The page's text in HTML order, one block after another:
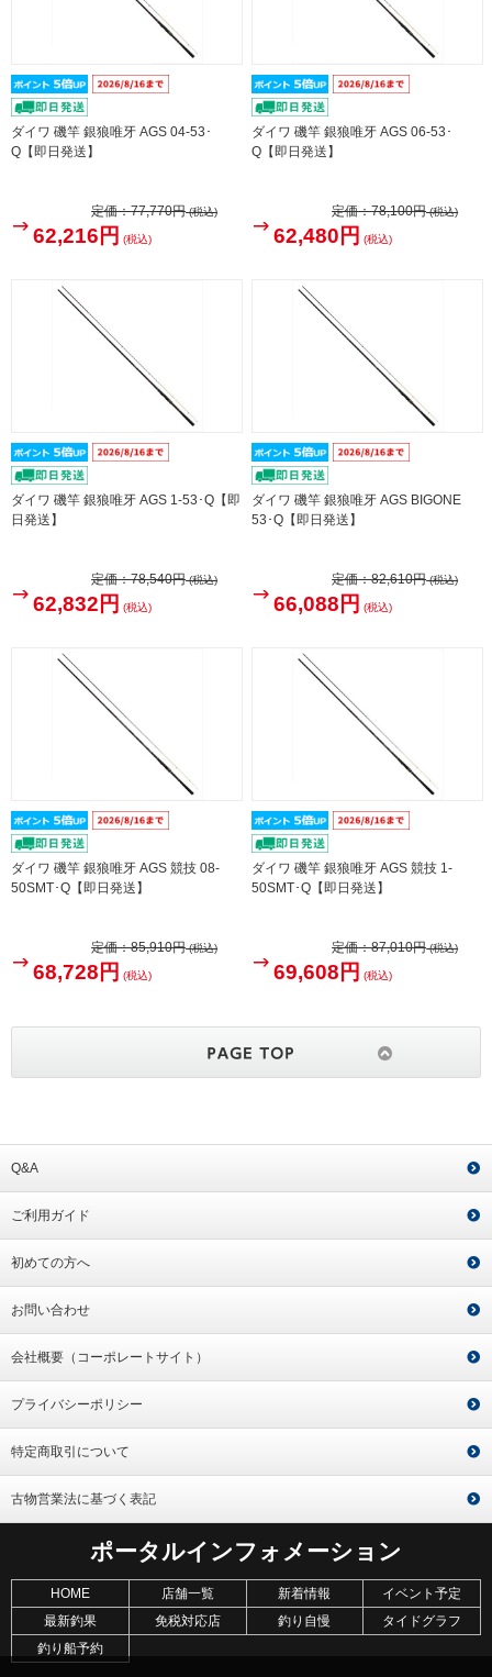
ダイワ 磯竿 銀狼唯牙 AGS 04-53･
Q【即日発送】
定価：77,770円(税込)
62,216円 (税込)
ダイワ 磯竿 銀狼唯牙 AGS 06-53･
Q【即日発送】
定価：78,100円(税込)
62,480円 (税込)
ダイワ 磯竿 銀狼唯牙 AGS 1-53･Q【即
日発送】
定価：78,540円(税込)
62,832円 (税込)
ダイワ 磯竿 銀狼唯牙 AGS BIGONE
53･Q【即日発送】
定価：82,610円(税込)
66,088円 (税込)
ダイワ 磯竿 銀狼唯牙 AGS 競技 08-
50SMT･Q【即日発送】
定価：85,910円(税込)
68,728円 (税込)
ダイワ 磯竿 銀狼唯牙 AGS 競技 1-
50SMT･Q【即日発送】
定価：87,010円(税込)
69,608円 (税込)
Q&A
ご利用ガイド
初めての方へ
お問い合わせ
会社概要（コーポレートサイト）
プライバシーポリシー
特定商取引について
古物営業法に基づく表記
ポータルインフォメーション
HOME 店舗一覧 新着情報
イベント予定
最新釣果
免税対応店 釣り自慢
タイドグラフ
釣り船予約